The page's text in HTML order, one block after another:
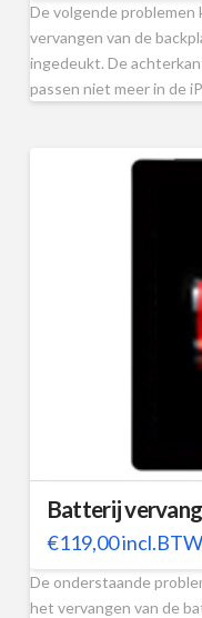
De volgende
vervangen van de
ingedeukt. De
passen niet meer in de
Batterij
€119,00incl.BTW
De onderstaande
het vervangen van de